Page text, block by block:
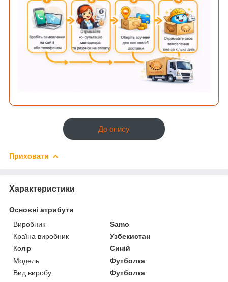
До опису
Приховати
Характеристики
Основні атрибути
Виробник
Samo
Країна виробник
Узбекистан
Колір
Синій
Модель
Футболка
Вид виробу
Футболка